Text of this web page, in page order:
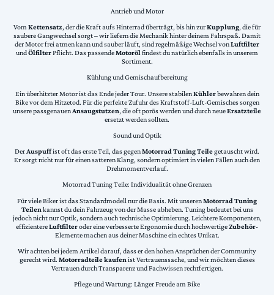
Antrieb und Motor
VomKettensatz, der die Kraft aufs Hinterrad überträgt, bis hin zurKupplung, die für
saubere Gangwechsel sorgt – wir liefern die Mechanik hinter deinem Fahrspaß. Damit
der Motor frei atmen kann und sauber läuft, sind regelmäßige Wechsel vonLuftfilter
undÖlfilterPflicht. Das passendeMotorölfindest du natürlich ebenfalls in unserem
Sortiment.
Kühlung und Gemischaufbereitung
Ein überhitzter Motor ist das Ende jeder Tour. Unsere stabilenKühlerbewahren dein
Bike vor dem Hitzetod. Für die perfekte Zufuhr des Kraftstoff-Luft-Gemisches sorgen
unsere passgenauenAnsaugstutzen, die oft porös werden und durch neueErsatzteile
ersetzt werden sollten.
Sound und Optik
DerAuspuffist oft das erste Teil, das gegenMotorrad Tuning Teilegetauscht wird.
Er sorgt nicht nur für einen satteren Klang, sondern optimiert in vielen Fällen auch den
Drehmomentverlauf.
Motorrad Tuning Teile: Individualität ohne Grenzen
Für viele Biker ist das Standardmodell nur die Basis. Mit unserenMotorrad Tuning
Teilen kannst du dein Fahrzeug von der Masse abheben. Tuning bedeutet bei uns
jedoch nicht nur Optik, sondern auch technische Optimierung. Leichtere Komponenten,
effizientereLuftfilteroder eine verbesserte Ergonomie durch hochwertigeZubehör-
Elemente machen aus deiner Maschine ein echtes Unikat.
Wir achten bei jedem Artikel darauf, dass er den hohen Ansprüchen der Community
gerecht wird. Motorradteile kaufen ist Vertrauenssache, und wir möchten dieses
Vertrauen durch Transparenz und Fachwissen rechtfertigen.
Pflege und Wartung: Länger Freude am Bike